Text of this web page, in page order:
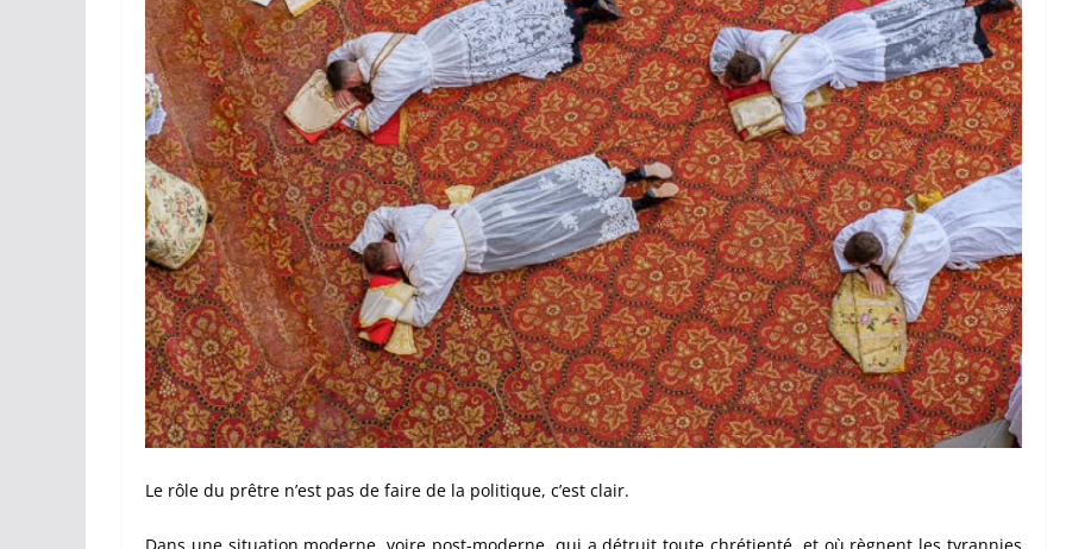
Le rôle du prêtre n’est pas de faire de la politique, c’est clair.